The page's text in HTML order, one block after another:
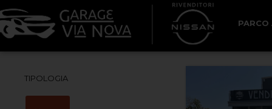
PARCO
Ricerca
TIPOLOGIA
LA